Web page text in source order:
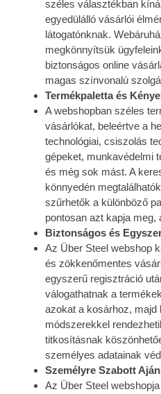
széles választékban
egyedülálló vásárlói
látogatónknak.
megkönnyítsük
biztonságos online
magas színvonalú
Termékpaletta és
A webshopban széles
vásárlókat, beleértve a
technológiai, csiszolás
gépeket, munkavédelmi
és még sok mást. A
könnyedén
szűrhetők a különböző
pontosan azt kapja meg,
Biztonságos és
Az Über Steel webshop
és zökkenőmentes
egyszerű regisztráció
válogathatnak a
azokat a kosárhoz, majd
módszerekkel
titkosításnak
személyes adatainak
Személyre Szabott
Az Über Steel